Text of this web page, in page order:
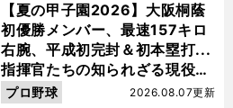
【夏の甲子園2026】大阪桐蔭
初優勝メンバー、最速157キロ
右腕、平成初完封＆初本塁打...
指揮官たちの知られざる現役時
代
2026.08.07更新
プロ野球